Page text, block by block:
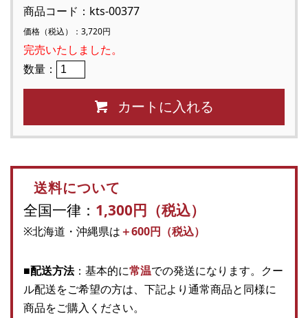
商品コード：kts-00377
価格（税込）：3,720円
完売いたしました。
数量：
カートに入れる
送料について
全国一律： 1,300円（税込）
※北海道・沖縄県は ＋600円（税込）
■配送方法：基本的に常温での発送になります。クー
ル配送をご希望の方は、下記より通常商品と同様に
商品をご購入ください。